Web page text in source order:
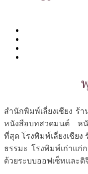
สำนักพิมพ์เลี่ยงเชียง ร้
หนังสือบทสวดมนต์ หนั
ที่สุด โรงพิมพ์เลี่ยงเชีย
ธรรมะ โรงพิมพ์เก่าแก่
ด้วยระบบออฟเซ็ทและดิ